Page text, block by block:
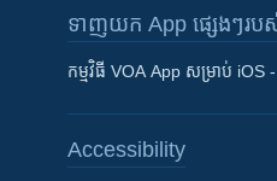
Khmer English
ទាញយក​ App ផ្សេងៗ​រប
កម្មវិធី​ VOA App សម្រាប់ iOS
Accessibility